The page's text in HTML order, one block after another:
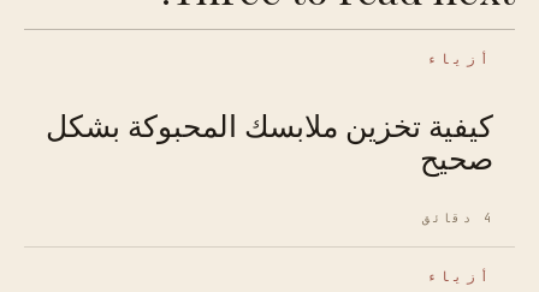
أزياء
كيفية تخزين ملابسك المحبوكة بشكل
صحيح
4 دقائق
أزياء